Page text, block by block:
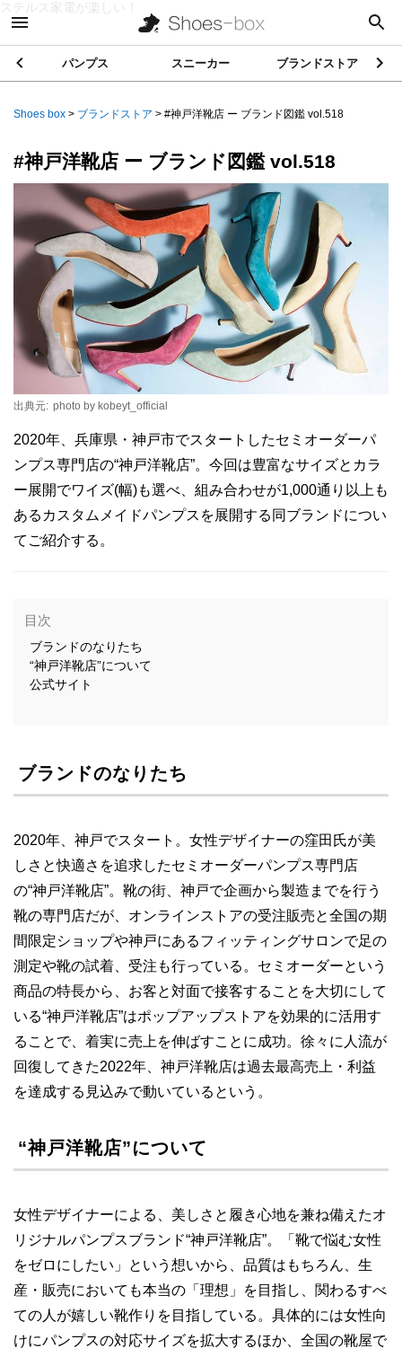
ステルス家電が楽しい！
パンプス スニーカー ブランドストア
Shoes box > ブランドストア > #神戸洋靴店 ー ブランド図鑑 vol.518
#神戸洋靴店 ー ブランド図鑑 vol.518
出典元: photo by kobeyt_official
2020年、兵庫県・神戸市でスタートしたセミオーダーパ
ンプス専門店の“神戸洋靴店”。今回は豊富なサイズとカラ
ー展開でワイズ(幅)も選べ、組み合わせが1,000通り以上も
あるカスタムメイドパンプスを展開する同ブランドについ
てご紹介する。
目次
ブランドのなりたち
“神戸洋靴店”について
公式サイト
ブランドのなりたち
2020年、神戸でスタート。女性デザイナーの窪田氏が美
しさと快適さを追求したセミオーダーパンプス専門店
の“神戸洋靴店”。靴の街、神戸で企画から製造までを行う
靴の専門店だが、オンラインストアの受注販売と全国の期
間限定ショップや神戸にあるフィッティングサロンで足の
測定や靴の試着、受注も行っている。セミオーダーという
商品の特長から、お客と対面で接客することを大切にして
いる“神戸洋靴店”はポップアップストアを効果的に活用す
ることで、着実に売上を伸ばすことに成功。徐々に人流が
回復してきた2022年、神戸洋靴店は過去最高売上・利益
を達成する見込みで動いているという。
“神戸洋靴店”について
女性デザイナーによる、美しさと履き心地を兼ね備えたオ
リジナルパンプスブランド“神戸洋靴店”。「靴で悩む女性
をゼロにしたい」という想いから、品質はもちろん、生
産・販売においても本当の「理想」を目指し、関わるすべ
ての人が嬉しい靴作りを目指している。具体的には女性向
けにパンプスの対応サイズを拡大するほか、全国の靴屋で